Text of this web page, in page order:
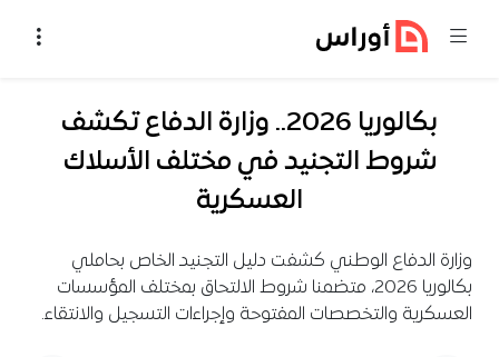
بكالوريا 2026.. وزارة الدفاع تكشف
شروط التجنيد في مختلف الأسلاك
العسكرية
وزارة الدفاع الوطني كشفت دليل التجنيد الخاص بحاملي
بكالوريا 2026، متضمنا شروط الالتحاق بمختلف المؤسسات
العسكرية والتخصصات المفتوحة وإجراءات التسجيل والانتقاء.